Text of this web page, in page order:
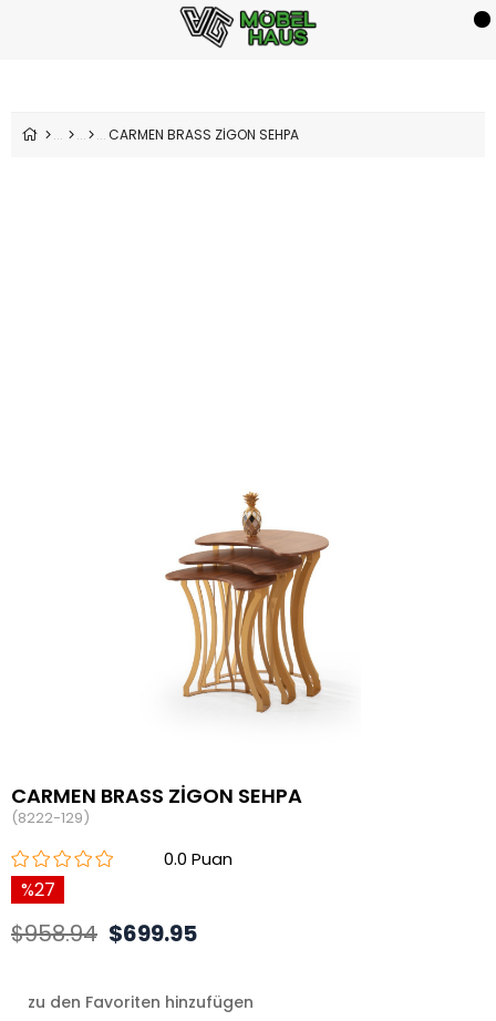
CARMEN BRASS ZİGON SEHPA
CARMEN BRASS ZİGON SEHPA
(8222-129)
0.0
27
$958.94 $699.95
zu den Favoriten hinzufügen